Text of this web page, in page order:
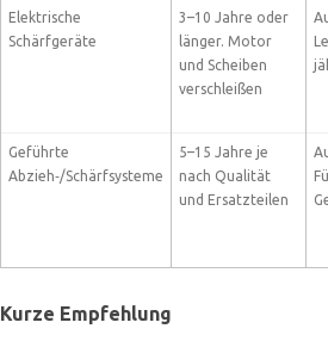
Elektrische
Schärfgeräte
3–10 Jahre oder
länger. Motor
und Scheiben
verschleißen
Geführte
Abzieh‑/Schärfsysteme
5–15 Jahre je
nach Qualität
und Ersatzteilen
Kurze Empfehlung